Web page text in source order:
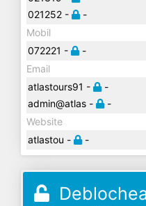
021252 -
-
Mobil
072221 -
-
Email
atlastours91 -
-
admin@atlas -
-
Website
atlastou -
-